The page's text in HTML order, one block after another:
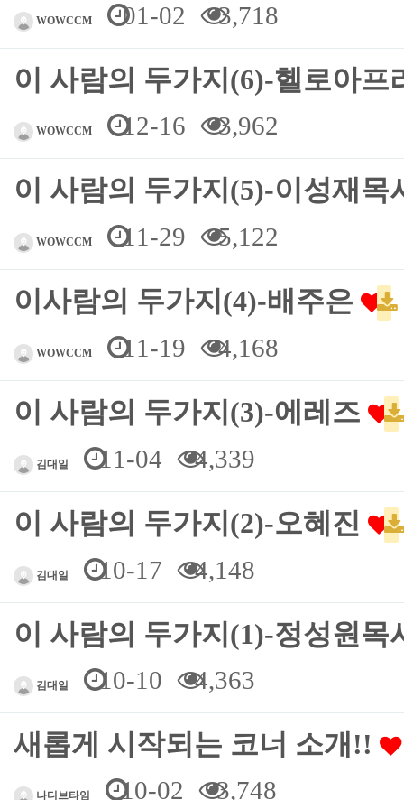
WOWCCM 01-02 3,718
이 사람의 두가지(6)-헬로아프
WOWCCM 12-16 3,962
이 사람의 두가지(5)-이성재목
WOWCCM 11-29 5,122
이사람의 두가지(4)-배주은
WOWCCM 11-19 4,168
이 사람의 두가지(3)-에레즈
김대일 11-04 4,339
이 사람의 두가지(2)-오혜진
김대일 10-17 4,148
이 사람의 두가지(1)-정성원목
김대일 10-10 4,363
새롭게 시작되는 코너 소개!!
나디브타임 10-02 3,748